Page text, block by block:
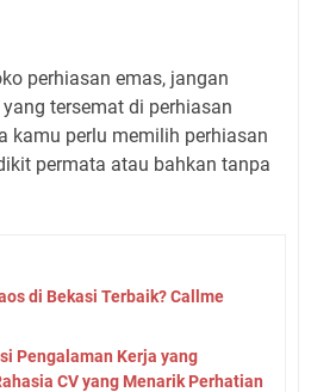
perhiasan emas, jangan
tersemat di perhiasan
kamu perlu memilih perhiasan
permata atau bahkan tanpa
di Bekasi Terbaik? Callme
Pengalaman Kerja yang
CV yang Menarik Perhatian